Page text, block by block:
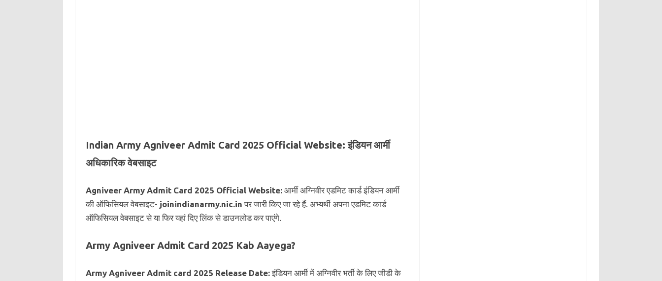
Indian Army Agniveer Admit Card 2025 Official Website: इंडियन आर्मी
अधिकारिक वेबसाइट
Agniveer Army Admit Card 2025 Official Website:आर्मी अग्निवीर एडमिट कार्ड इंडियन आर्मी
की ऑफिसियल वेबसाइट- joinindianarmy.nic.in पर जारी किए जा रहे हैं. अभ्यर्थी अपना एडमिट कार्ड
ऑफिसियल वेबसाइट से या फिर यहां दिए लिंक से डाउनलोड कर पाएंगे.
Army Agniveer Admit Card 2025 Kab Aayega?
Army Agniveer Admit card 2025 Release Date:इंडियन आर्मी में अग्निवीर भर्ती के लिए जीडी के